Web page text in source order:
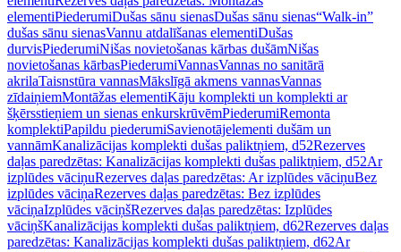
elementiPiederumiDušas sānu sienasDušas sānu sienas“Walk-in”
dušas sānu sienasVannu atdalīšanas elementiDušas
durvisPiederumiNišas novietošanas kārbas dušāmNišas
novietošanas kārbasPiederumiVannasVannas no sanitārā
akrilaTaisnstūra vannasMākslīgā akmens vannasVannas
zīdaiņiemMontāžas elementiKāju komplekti un komplekti ar
šķērsstieņiem un sienas enkurskrūvēmPiederumiRemonta
komplektiPapildu piederumiSavienotājelementi dušām un
vannāmKanalizācijas komplekti dušas paliktņiem, d52Rezerves
daļas paredzētas: Kanalizācijas komplekti dušas paliktņiem, d52Ar
izplūdes vāciņuRezerves daļas paredzētas: Ar izplūdes vāciņuBez
izplūdes vāciņaRezerves daļas paredzētas: Bez izplūdes
vāciņaIzplūdes vāciņšRezerves daļas paredzētas: Izplūdes
vāciņšKanalizācijas komplekti dušas paliktņiem, d62Rezerves daļas
paredzētas: Kanalizācijas komplekti dušas paliktņiem, d62Ar